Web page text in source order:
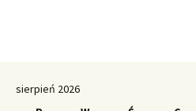
sierpień 2026